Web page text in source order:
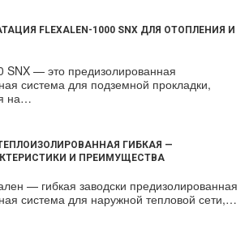
FLEXALEN-1000 SNX ДЛЯ ОТОПЛЕНИЯ И
SNX — это предизолированная
система для подземной прокладки,
на…
ГИБКАЯ —
И ПРЕИМУЩЕСТВА
— гибкая заводски предизолированная
система для наружной тепловой сети,…